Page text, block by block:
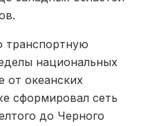
транспортную
национальных
от океанских
сформировал сеть
до Черного